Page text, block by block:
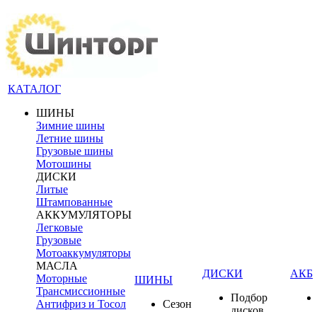
КАТАЛОГ
ШИНЫ
Зимние шины
Летние шины
Грузовые шины
Мотошины
ДИСКИ
Литые
Штампованные
АККУМУЛЯТОРЫ
Легковые
Грузовые
Мотоаккумуляторы
МАСЛА
Моторные
Трансмиссионные
Антифриз и Тосол
ШИНЫ
Сезон
ДИСКИ
Подбор
АКБ